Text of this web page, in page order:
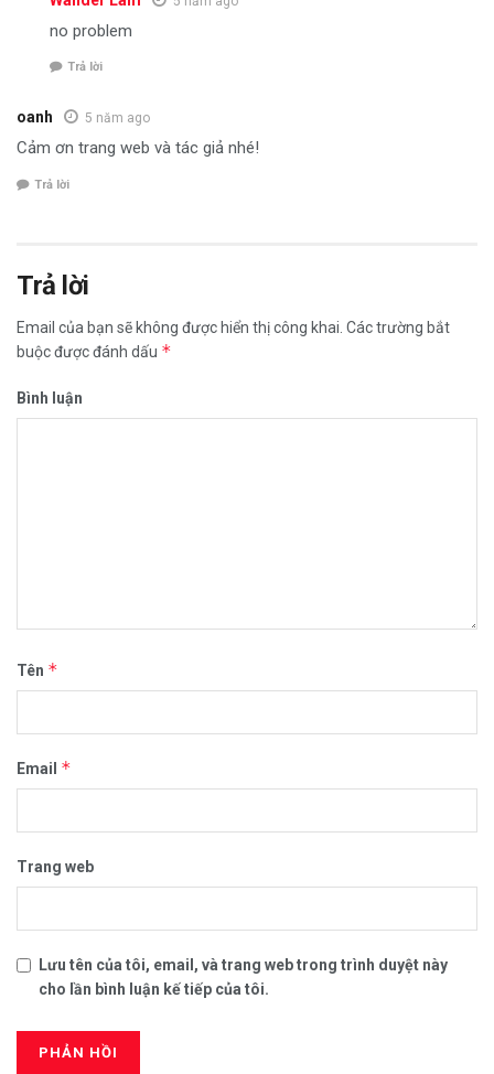
no problem
Trả lời
oanh 5 năm ago
Cảm ơn trang web và tác giả nhé!
Trả lời
Trả lời
Email của bạn sẽ không được hiển thị công khai. Các trường bắt
buộc được đánh dấu *
Bình luận
Tên *
Email *
Trang web
Lưu tên của tôi, email, và trang web trong trình duyệt này
cho lần bình luận kế tiếp của tôi.